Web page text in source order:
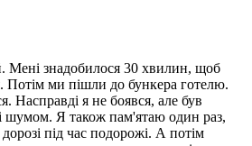
Мені знадобилося 30 хвилин, щоб
Потім ми пішли до бункера готелю.
Насправді я не боявся, але був
шумом. Я також пам'ятаю один раз,
під час подорожі. А потім